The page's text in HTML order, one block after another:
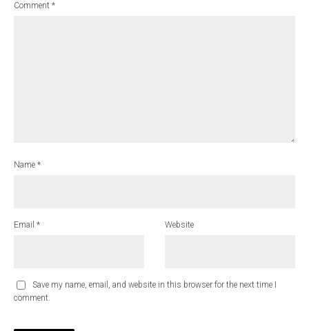
Comment *
Name *
Email * Website
Save my name, email, and website in this browser for the next time I
comment.